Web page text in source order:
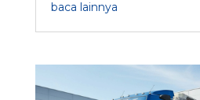
baca lainnya